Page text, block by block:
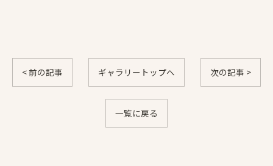
< 前の記事 ギャラリートップへ 次の記事 >
一覧に戻る